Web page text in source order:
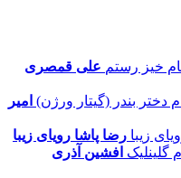
علی قمصری
امیر
رضا پاشا رویای زیبا
افشین آذری